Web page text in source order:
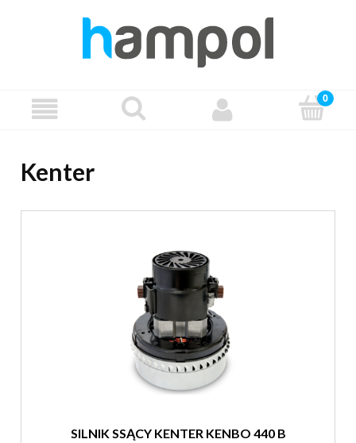
Kenter
SILNIK SSĄCY KENTER KENBO 440 B